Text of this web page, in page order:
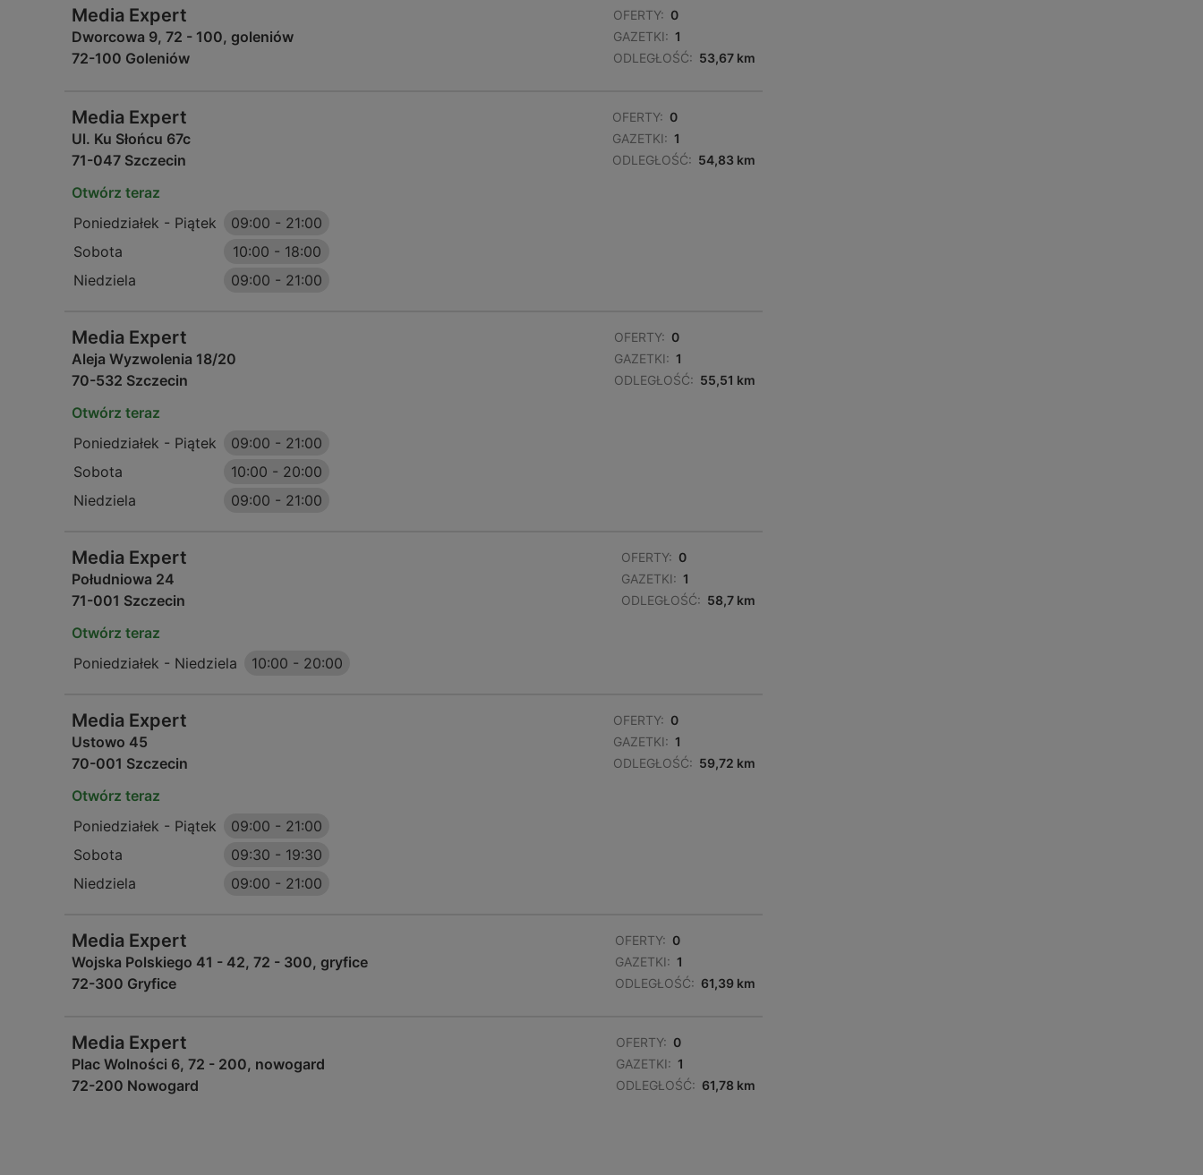
Media Expert
Dworcowa 9, 72 - 100, goleniów
72-100 Goleniów
OFERTY: 0
GAZETKI: 1
ODLEGŁOŚĆ: 53,67 km
Media Expert
Ul. Ku Słońcu 67c
71-047 Szczecin
OFERTY: 0
GAZETKI: 1
ODLEGŁOŚĆ: 54,83 km
Otwórz teraz
Poniedziałek - Piątek
09:00 - 21:00
Sobota
10:00 - 18:00
Niedziela
09:00 - 21:00
Media Expert
Aleja Wyzwolenia 18/20
70-532 Szczecin
OFERTY: 0
GAZETKI: 1
ODLEGŁOŚĆ: 55,51 km
Otwórz teraz
Poniedziałek - Piątek
09:00 - 21:00
Sobota
10:00 - 20:00
Niedziela
09:00 - 21:00
Media Expert
Południowa 24
71-001 Szczecin
OFERTY: 0
GAZETKI: 1
ODLEGŁOŚĆ: 58,7 km
Otwórz teraz
Poniedziałek - Niedziela
10:00 - 20:00
Media Expert
Ustowo 45
70-001 Szczecin
OFERTY: 0
GAZETKI: 1
ODLEGŁOŚĆ: 59,72 km
Otwórz teraz
Poniedziałek - Piątek
09:00 - 21:00
Sobota
09:30 - 19:30
Niedziela
09:00 - 21:00
Media Expert
Wojska Polskiego 41 - 42, 72 - 300, gryfice
72-300 Gryfice
OFERTY: 0
GAZETKI: 1
ODLEGŁOŚĆ: 61,39 km
Media Expert
Plac Wolności 6, 72 - 200, nowogard
72-200 Nowogard
OFERTY: 0
GAZETKI: 1
ODLEGŁOŚĆ: 61,78 km